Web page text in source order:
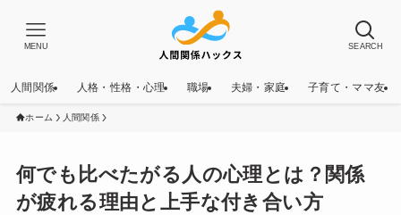
SEARCH
MENU
人間関係 人格・性格・心理 職場 夫婦・家庭 子育て・ママ友
ホーム 人間関係
何でも比べたがる人の心理とは？関係
が疲れる理由と上手な付き合い方